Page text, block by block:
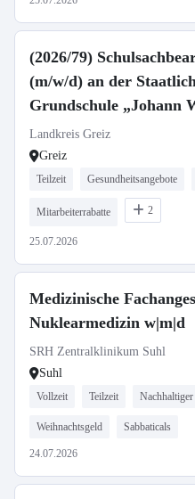
(2026/79)
(m/w/d) an der
Grundschule „Johann
Goethe“ und am
Förderzentrum
in Greiz
Landkreis Greiz
Greiz
Teilzeit Gesundheitsangebote
Mitarbeiterrabatte 2
25.07.2026
Medizinische
Nuklearmedizin w|m|d
SRH Zentralklinikum Suhl
Suhl
Vollzeit Teilzeit
Weihnachtsgeld Sabbaticals
24.07.2026